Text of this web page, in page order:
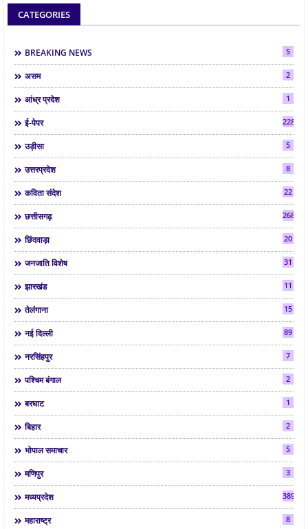
CATEGORIES
BREAKING NEWS 5
असम 2
आंध्र प्रदेश 1
ई-पेपर 2286
उड़ीसा 5
उत्तरप्रदेश 8
कविता संदेश 22
छत्तीसगढ़ 268
छिंदवाड़ा 20
जनजाति विशेष 31
झारखंड 11
तेलंगाना 15
नई दिल्ली 89
नरसिंहपुर 7
पश्चिम बंगाल 2
बरघाट 1
बिहार 2
भोपाल समाचार 5
मणिपुर 3
मध्यप्रदेश 3892
महाराष्ट्र 8